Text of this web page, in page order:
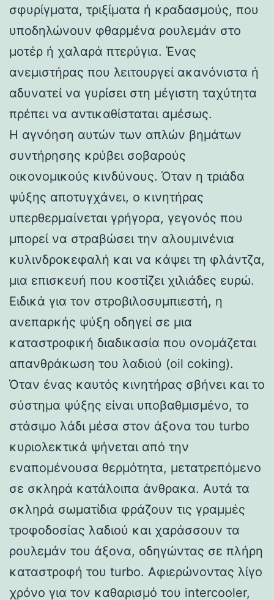
σφυρίγματα, τριξίματα ή κραδασμούς, που
υποδηλώνουν φθαρμένα ρουλεμάν στο
μοτέρ ή χαλαρά πτερύγια. Ένας
ανεμιστήρας που λειτουργεί ακανόνιστα ή
αδυνατεί να γυρίσει στη μέγιστη ταχύτητα
πρέπει να αντικαθίσταται αμέσως.
Η αγνόηση αυτών των απλών βημάτων
συντήρησης κρύβει σοβαρούς
οικονομικούς κινδύνους. Όταν η τριάδα
ψύξης αποτυγχάνει, ο κινητήρας
υπερθερμαίνεται γρήγορα, γεγονός που
μπορεί να στραβώσει την αλουμινένια
κυλινδροκεφαλή και να κάψει τη φλάντζα,
μια επισκευή που κοστίζει χιλιάδες ευρώ.
Ειδικά για τον στροβιλοσυμπιεστή, η
ανεπαρκής ψύξη οδηγεί σε μια
καταστροφική διαδικασία που ονομάζεται
απανθράκωση του λαδιού (oil coking).
Όταν ένας καυτός κινητήρας σβήνει και το
σύστημα ψύξης είναι υποβαθμισμένο, το
στάσιμο λάδι μέσα στον άξονα του turbo
κυριολεκτικά ψήνεται από την
εναπομένουσα θερμότητα, μετατρεπόμενο
σε σκληρά κατάλοιπα άνθρακα. Αυτά τα
σκληρά σωματίδια φράζουν τις γραμμές
τροφοδοσίας λαδιού και χαράσσουν τα
ρουλεμάν του άξονα, οδηγώντας σε πλήρη
καταστροφή του turbo. Αφιερώνοντας λίγο
χρόνο για τον καθαρισμό του intercooler,